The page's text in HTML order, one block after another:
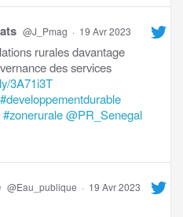
@J_Pmag · 19 Avr 2023
rurales davantage
des services
3A71i3T
#developpementdurable
#zonerurale@PR_Senegal
@Eau_publique · 19 Avr 2023